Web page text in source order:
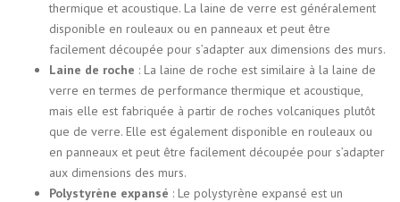
thermique et acoustique. La laine de verre est généralement
disponible en rouleaux ou en panneaux et peut être
facilement découpée pour s’adapter aux dimensions des murs.
Laine de roche : La laine de roche est similaire à la laine de
verre en termes de performance thermique et acoustique,
mais elle est fabriquée à partir de roches volcaniques plutôt
que de verre. Elle est également disponible en rouleaux ou
en panneaux et peut être facilement découpée pour s’adapter
aux dimensions des murs.
Polystyrène expansé : Le polystyrène expansé est un